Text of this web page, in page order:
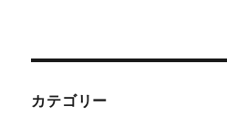
カテゴリー